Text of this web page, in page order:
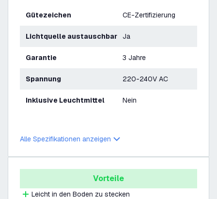
Gütezeichen CE-Zertifizierung
Lichtquelle austauschbar Ja
Garantie 3 Jahre
Spannung 220-240V AC
Inklusive Leuchtmittel Nein
Alle Spezifikationen anzeigen
Vorteile
Leicht in den Boden zu stecken